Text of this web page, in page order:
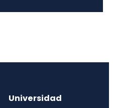
Universidad